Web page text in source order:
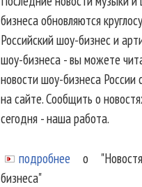
бизнеса обновляются
Российский шоу-бизнес и
шоу-бизнеса - вы можете
новости шоу-бизнеса России
на сайте. Сообщить о
сегодня - наша работа.
подробнее о
бизнеса"